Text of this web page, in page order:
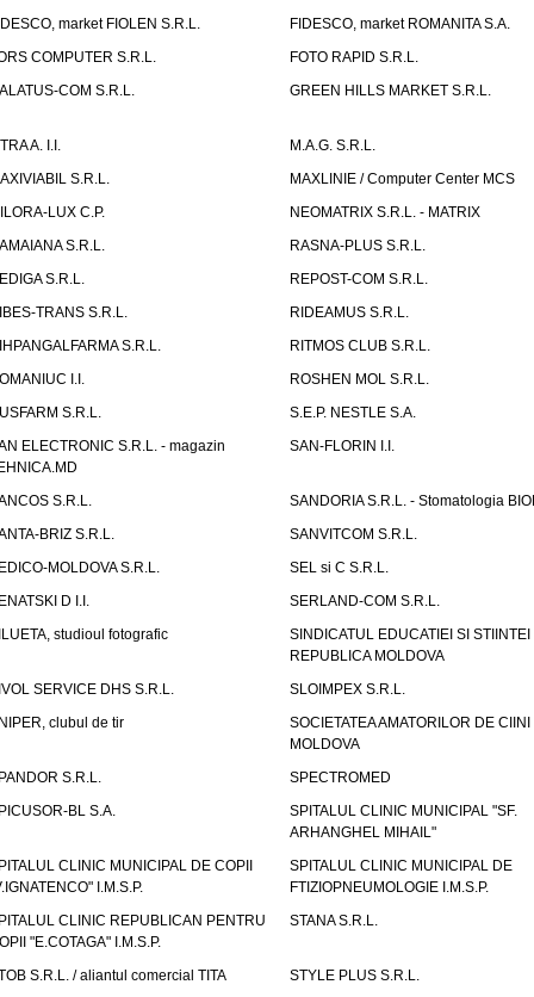
market FIOLEN S.R.L.
FIDESCO, market ROMANITA S.A.
COMPUTER S.R.L.
FOTO RAPID S.R.L.
COM S.R.L.
GREEN HILLS MARKET S.R.L.
A. I.I.
M.A.G. S.R.L.
S.R.L.
MAXLINIE / Computer Center MCS
LUX C.P.
NEOMATRIX S.R.L. - MATRIX
S.R.L.
RASNA-PLUS S.R.L.
S.R.L.
REPOST-COM S.R.L.
TRANS S.R.L.
RIDEAMUS S.R.L.
S.R.L.
RITMOS CLUB S.R.L.
I.I.
ROSHEN MOL S.R.L.
S.R.L.
S.E.P. NESTLE S.A.
ELECTRONIC S.R.L. - magazin
SAN-FLORIN I.I.
S.R.L.
SANDORIA S.R.L. - Stomatologia
BRIZ S.R.L.
SANVITCOM S.R.L.
MOLDOVA S.R.L.
SEL si C S.R.L.
D I.I.
SERLAND-COM S.R.L.
studioul fotografic
SINDICATUL EDUCATIEI SI STIINTEI
REPUBLICA MOLDOVA
SERVICE DHS S.R.L.
SLOIMPEX S.R.L.
clubul de tir
SOCIETATEA AMATORILOR DE CIINI
MOLDOVA
S.R.L.
SPECTROMED
BL S.A.
SPITALUL CLINIC MUNICIPAL "SF.
ARHANGHEL MIHAIL"
CLINIC MUNICIPAL DE COPII
I.M.S.P.
SPITALUL CLINIC MUNICIPAL DE
FTIZIOPNEUMOLOGIE I.M.S.P.
CLINIC REPUBLICAN PENTRU
"E.COTAGA" I.M.S.P.
STANA S.R.L.
S.R.L. / aliantul comercial TITA STYLE PLUS S.R.L.